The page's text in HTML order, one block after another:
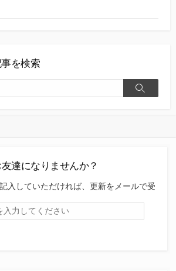
事を検索
検
友達になりませんか？
入していただければ、更新をメールで受